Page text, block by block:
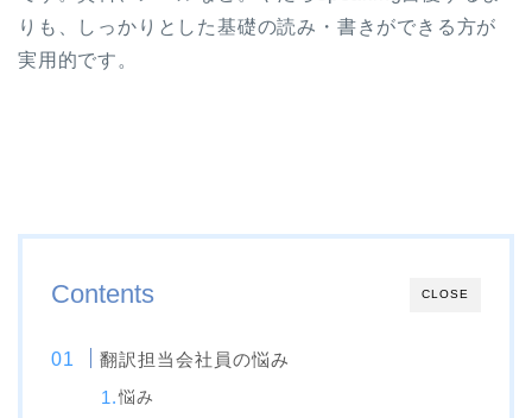
りも、しっかりとした基礎の読み・書きができる方が
実用的です。
CLOSE
Contents
翻訳担当会社員の悩み
悩み